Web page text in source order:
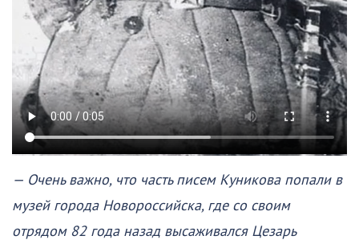
— Очень важно, что часть писем Куникова попали в
музей города Новороссийска, где со своим
отрядом 82 года назад высаживался Цезарь